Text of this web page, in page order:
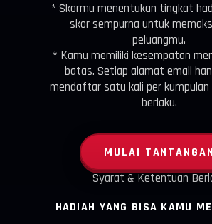
* Skormu menentukan tingkat
skor sempurna untuk
peluangmu.
* Kamu memiliki kesempatan
batas. Setiap alamat email
mendaftar satu kali per kumpulan
berlaku.
MULAI TANTANGAN
Syarat & Ketentuan
HADIAH YANG BISA KAMU